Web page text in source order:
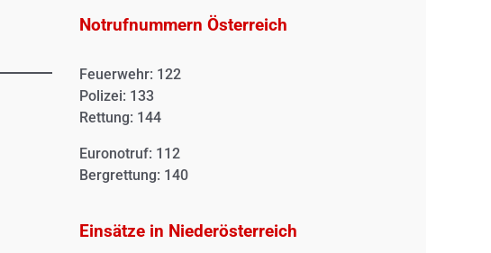
Notrufnummern Österreich
Feuerwehr: 122
Polizei: 133
Rettung: 144
Euronotruf: 112
Bergrettung: 140
Einsätze in Niederösterreich